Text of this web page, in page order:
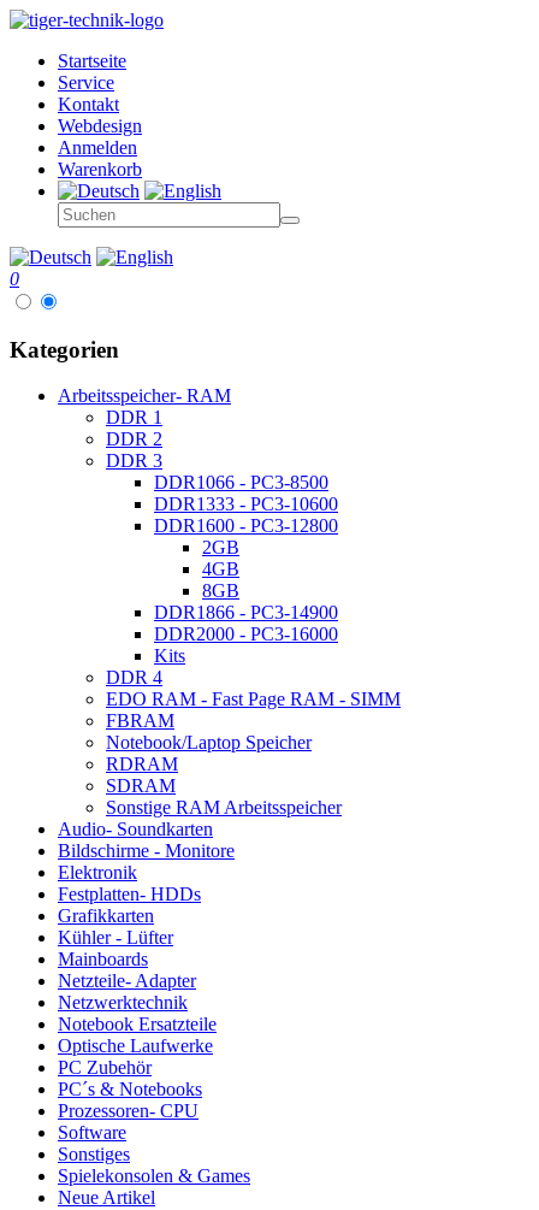
Startseite
Service
Kontakt
Webdesign
Anmelden
Warenkorb
0
Kategorien
Arbeitsspeicher- RAM
DDR 1
DDR 2
DDR 3
DDR1066 - PC3-8500
DDR1333 - PC3-10600
DDR1600 - PC3-12800
2GB
4GB
8GB
DDR1866 - PC3-14900
DDR2000 - PC3-16000
Kits
DDR 4
EDO RAM - Fast Page RAM - SIMM
FBRAM
Notebook/Laptop Speicher
RDRAM
SDRAM
Sonstige RAM Arbeitsspeicher
Audio- Soundkarten
Bildschirme - Monitore
Elektronik
Festplatten- HDDs
Grafikkarten
Kühler - Lüfter
Mainboards
Netzteile- Adapter
Netzwerktechnik
Notebook Ersatzteile
Optische Laufwerke
PC Zubehör
PC´s & Notebooks
Prozessoren- CPU
Software
Sonstiges
Spielekonsolen & Games
Neue Artikel